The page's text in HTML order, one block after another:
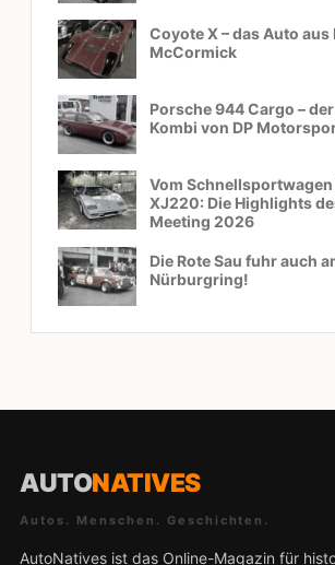
Coyote X – das Auto aus
McCormick
Porsche 944 Cargo –
Kombi von DP
Vom
XJ220: Die Highlights
Meeting 2026
Die Rote Sau fuhr auch
Nürburgring!
AUTONATIVES
Autos. Menschen. Geschichten.
AutoNatives ist das Online-Magazin für